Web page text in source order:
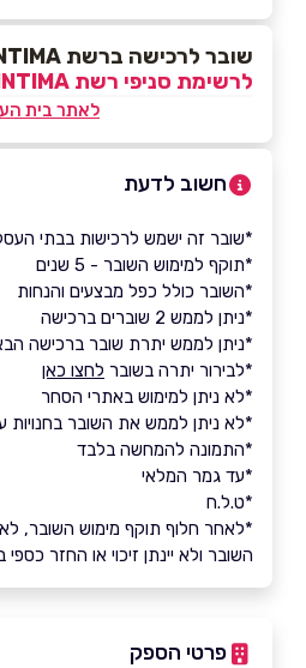
שובר לרכישה ברשת INTIMA בשווי ₪100
לרשימת סניפי רשת INTIMA לחצו כאן>>
לאתר בית
חשוב לדעת
*שובר זה ישמש לרכישות בבתי
*תוקף למימוש השובר - 5 שנים
*השובר כולל כפל מבצעים והנחות
*ניתן לממש 2 שוברים ברכישה
*ניתן לממש יתרת שובר ברכישה
*לבירור יתרה בשובר לחצו כאן
*לא ניתן למימוש באתרי הסחר
*לא ניתן לממש את השובר בחנויות
*התמונה להמחשה בלבד
*עד גמר המלאי
*ט.ל.ח
*לאחר חלוף תוקף מימוש השובר,
השובר ולא יינתן זיכוי או החזר כספי
פרטי הספק